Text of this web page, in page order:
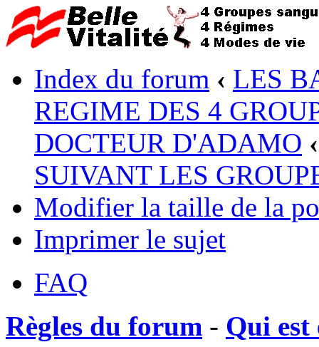
Index du forum ‹ LES
REGIME DES 4
DOCTEUR D'ADAMO ‹
SUIVANT LES
Modifier la taille de la
Imprimer le sujet
FAQ
Règles du forum - Qui est